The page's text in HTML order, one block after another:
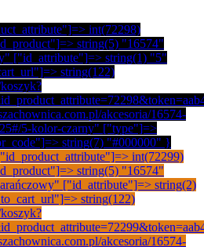
int(72298)
string(5) "16574"
["id_attribute"]=> string(1) "5"
string(122)
akcesoria/16574-
5-kolor-czarny" ["type"]=>
string(7) "#000000" }
int(72299)
string(5) "16574"
["id_attribute"]=> string(2)
string(122)
akcesoria/16574-